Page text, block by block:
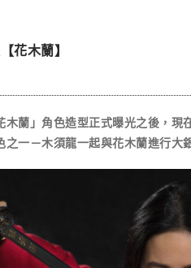
花木蘭】
蘭」角色造型正式曝光之後，現
一－木須龍一起與花木蘭進行大